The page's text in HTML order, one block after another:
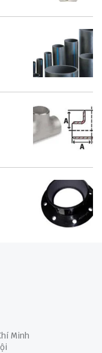
Minh